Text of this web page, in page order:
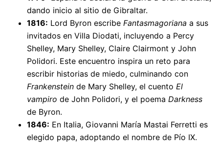
dando inicio al sitio de Gibraltar.
1816: Lord Byron escribe Fantasmagoriana a sus
invitados en Villa Diodati, incluyendo a Percy
Shelley, Mary Shelley, Claire Clairmont y John
Polidori. Este encuentro inspira un reto para
escribir historias de miedo, culminando con
Frankenstein de Mary Shelley, el cuento El
vampiro de John Polidori, y el poema Darkness
de Byron.
1846: En Italia, Giovanni María Mastai Ferretti es
elegido papa, adoptando el nombre de Pío IX.